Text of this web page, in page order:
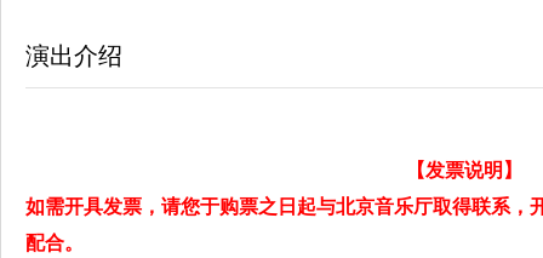
演出介绍
【发票说明】
如需开具发票，请您于购票之日起与北京音乐厅取得联系，
配合。